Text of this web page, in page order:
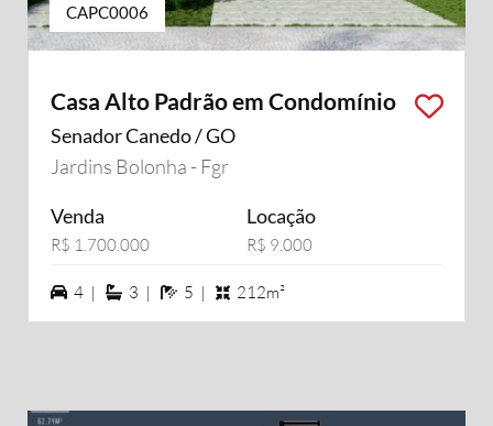
CAPC0006
Casa Alto Padrão em Condomínio
Senador Canedo / GO
Jardins Bolonha - Fgr
Venda
R$ 1.700.000
Locação
R$ 9.000
4 vagas na garagem
4 | 3 suítes
3 | 5 banheiros
5 | 212m²